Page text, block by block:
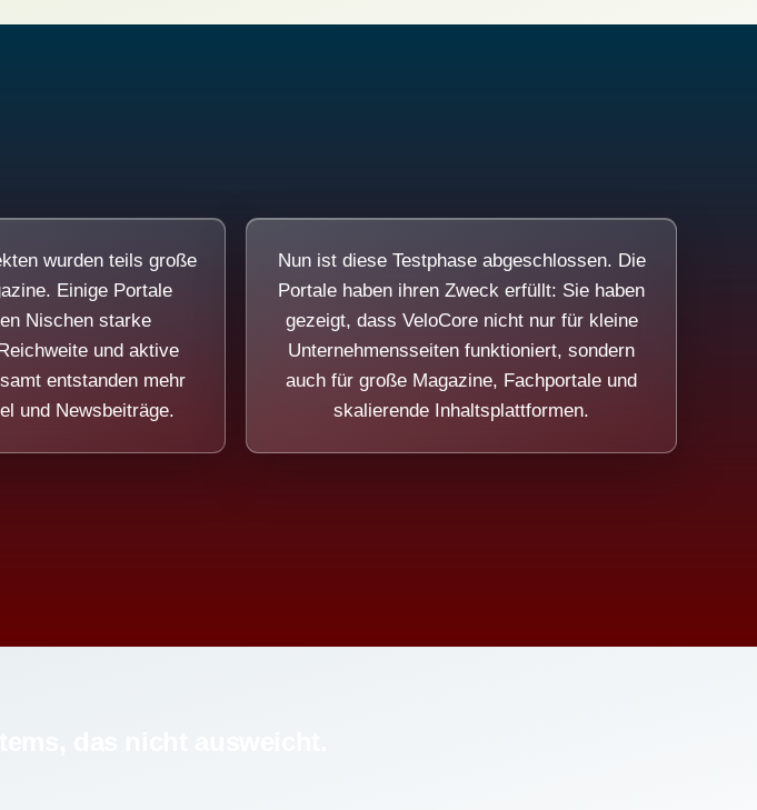
wurden teils große
Einige Portale
Nischen starke
und aktive
entstanden mehr
und Newsbeiträge.
Nun ist diese Testphase abgeschlossen. Die
Portale haben ihren Zweck erfüllt: Sie haben
gezeigt, dass VeloCore nicht nur für kleine
Unternehmensseiten funktioniert, sondern
auch für große Magazine, Fachportale und
skalierende Inhaltsplattformen.